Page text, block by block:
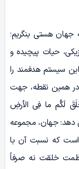
جهان هستی بنگریم؛
حیات پیچیده و
سیستم هدفمند را
در همین نقطه، جهت
لَکُم ما فِی الأرضِ
دهد: جهان، مجموعه
است که نسبت آن با
خلقت نه صرفاً